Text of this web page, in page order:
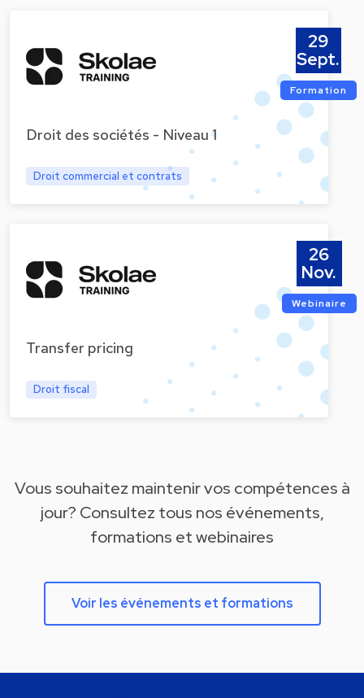
Droit des sociétés - Niveau 1
Droit commercial et contrats
29
Sept.
Formation
Transfer pricing
Droit fiscal
26
Nov.
Webinaire
Vous souhaitez maintenir vos compétences à
jour? Consultez tous nos événements,
formations et webinaires
Voir les événements et formations